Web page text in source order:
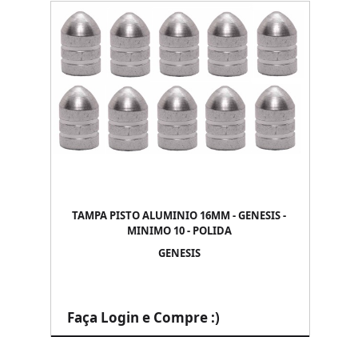
TAMPA PISTO ALUMINIO 16MM - GENESIS -
MINIMO 10 - POLIDA
GENESIS
Faça Login e Compre :)